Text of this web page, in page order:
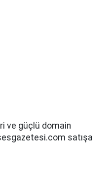
ve güçlü domain
satışa